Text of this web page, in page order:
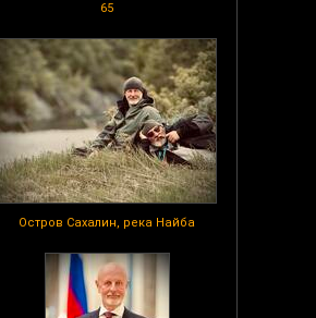
65
Остров Сахалин, река Найба